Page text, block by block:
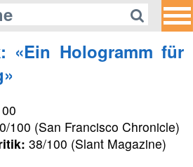
«Ein Hologramm für
100 (San Francisco Chronicle)
38/100 (Slant Magazine)